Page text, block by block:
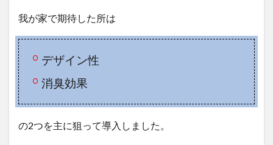
我が家で期待した所は
デザイン性
消臭効果
の2つを主に狙って導入しました。